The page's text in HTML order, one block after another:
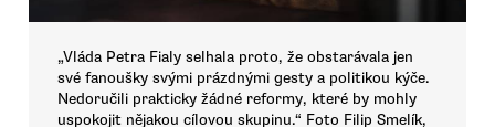
„Vláda Petra Fialy selhala proto, že obstarávala jen
své fanoušky svými prázdnými gesty a politikou kýče.
Nedoručili prakticky žádné reformy, které by mohly
uspokojit nějakou cílovou skupinu.“ Foto Filip Smelík,